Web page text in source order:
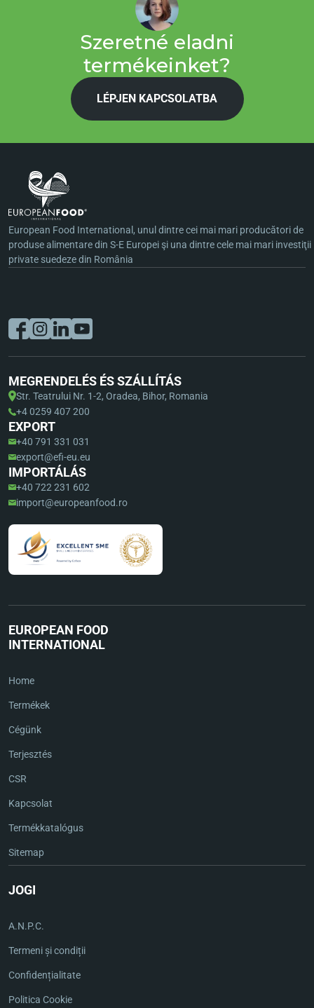
Szeretné eladni
termékeinket?
LÉPJEN KAPCSOLATBA
European Food International, unul dintre cei mai mari producători de
produse alimentare din S-E Europei şi una dintre cele mai mari investiţii
private suedeze din România
MEGRENDELÉS ÉS SZÁLLÍTÁS
Str. Teatrului Nr. 1-2, Oradea, Bihor, Romania
+4 0259 407 200
EXPORT
+40 791 331 031
export@efi-eu.eu
IMPORTÁLÁS
+40 722 231 602
import@europeanfood.ro
EUROPEAN FOOD
INTERNATIONAL
Home
Termékek
Cégünk
Terjesztés
CSR
Kapcsolat
Termékkatalógus
Sitemap
JOGI
A.N.P.C.
Termeni și condiții
Confidențialitate
Politica Cookie